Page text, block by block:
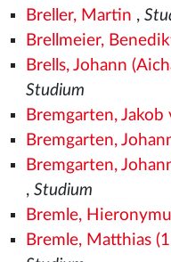
Breller, Martin ,
Brellmeier,
Brells, Johann
Studium
Bremgarten, Jakob
Bremgarten,
Bremgarten,
, Studium
Bremle,
Bremle, Matthias